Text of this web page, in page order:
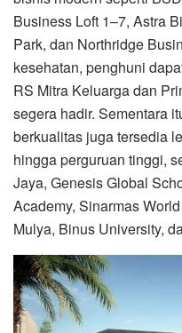
Business Loft 1–7, Astra
Park, dan Northridge
kesehatan, penghuni
RS Mitra Keluarga dan
segera hadir. Sementara
berkualitas juga tersedia
hingga perguruan tinggi,
Jaya, Genesis Global
Academy, Sinarmas
Mulya, Binus University,